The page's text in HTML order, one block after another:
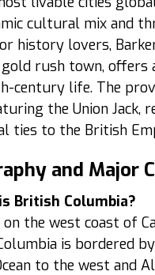
cultural mix and
history lovers,
rush town, offers
the Union Jack,
ties to the British
and Major
British Columbia?
on the west coast of
is bordered
to the west and